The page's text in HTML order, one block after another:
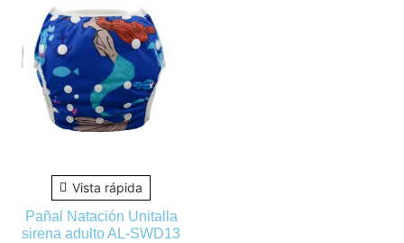
Vista rápida
Pañal Natación Unitalla
sirena adulto AL-SWD13